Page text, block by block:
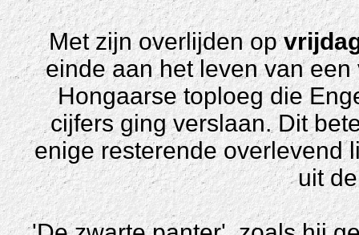
Met zijn overlijden op
einde aan het leven van
Hongaarse toploeg die
cijfers ging verslaan. Dit
enige resterende overlevend
uit